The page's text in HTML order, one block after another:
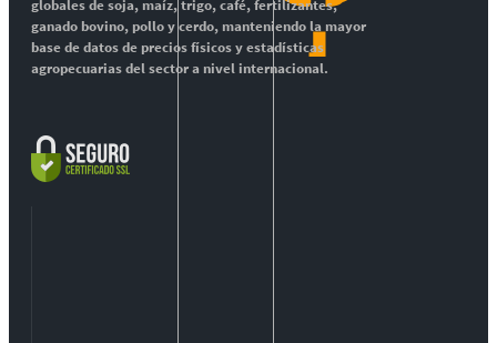
globales de soja, maíz, trigo, café, fertilizantes,
ganado bovino, pollo y cerdo, manteniendo la mayor
base de datos de precios físicos y estadísticas
agropecuarias del sector a nivel internacional.